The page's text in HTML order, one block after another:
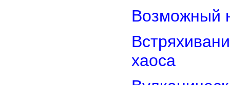
Возможный
хаоса